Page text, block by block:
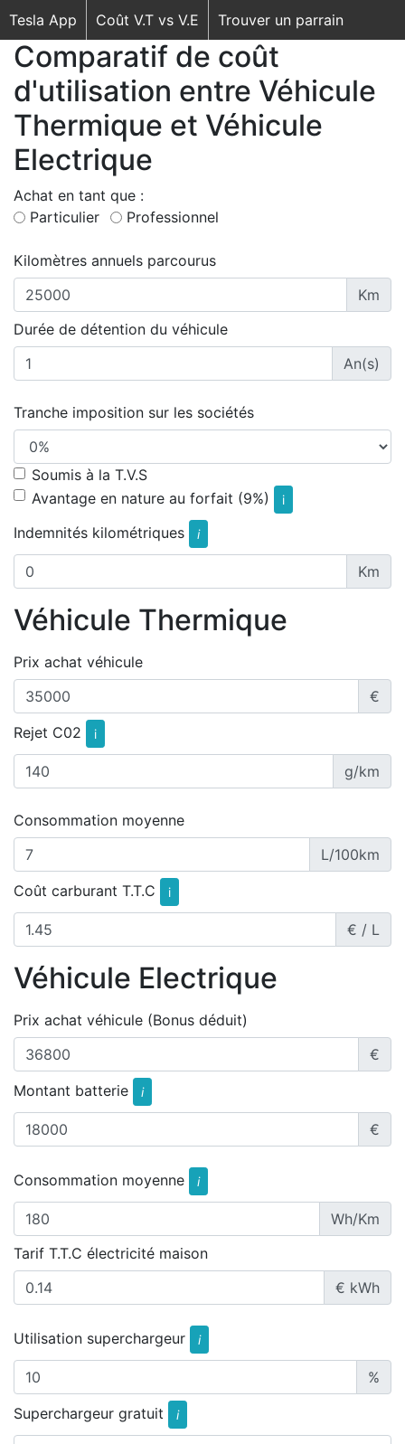
Tesla App Coût V.T vs V.E Trouver un parrain
Comparatif de coût
d'utilisation entre Véhicule
Thermique et Véhicule
Electrique
Achat en tant que :
Particulier
Professionnel
Kilomètres annuels parcourus
Km
Durée de détention du véhicule
An(s)
Tranche imposition sur les sociétés
Soumis à la T.V.S
Avantage en nature au forfait (9%)
i
Indemnités kilométriques i
Km
Véhicule Thermique
Prix achat véhicule
€
Rejet C02
i
g/km
Consommation moyenne
L/100km
Coût carburant T.T.C
i
€ / L
Véhicule Electrique
Prix achat véhicule (Bonus déduit)
€
Montant batterie
i
€
Consommation moyenne i
Wh/Km
Tarif T.T.C électricité maison
€ kWh
Utilisation superchargeur i
%
Superchargeur gratuit
i